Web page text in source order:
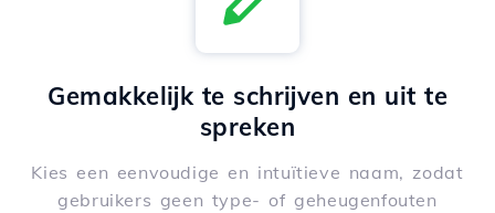
Gemakkelijk te schrijven en uit te
spreken
Kies een eenvoudige en intuïtieve naam, zodat
gebruikers geen type- of geheugenfouten